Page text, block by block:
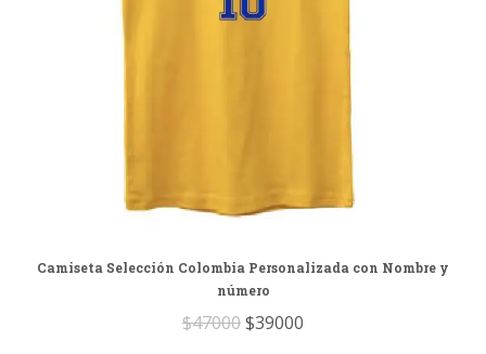
Camiseta Selección Colombia Personalizada con Nombre y
número
$47000Original
$39000